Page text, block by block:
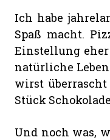
Ich habe
Spaß macht.
Einstellung
natürliche
wirst
Stück
Und noch was,